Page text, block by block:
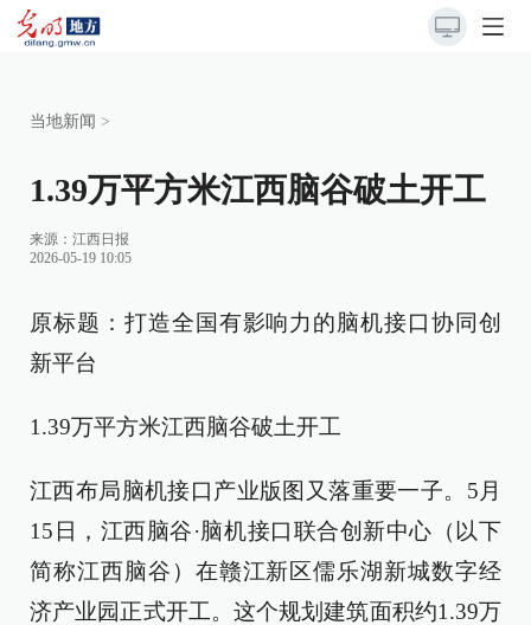
当地新闻 >
1.39万平方米江西脑谷破土开工
来源： 江西日报
2026-05-19 10:05
原标题：打造全国有影响力的脑机接口协同创
新平台
1.39万平方米江西脑谷破土开工
江西布局脑机接口产业版图又落重要一子。5月
15日，江西脑谷·脑机接口联合创新中心（以下
简称江西脑谷）在赣江新区儒乐湖新城数字经
济产业园正式开工。这个规划建筑面积约1.39万